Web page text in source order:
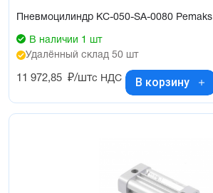
Пневмоцилиндр KC-050-SA-0080 Pemaks
В наличии 1 шт
Удалённый склад 50 шт
11 972,85 ₽/штс НДС В корзину